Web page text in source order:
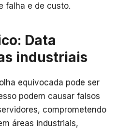
falha e de custo.
Data
industriais
equivocada pode ser
podem causar falsos
comprometendo
áreas industriais,